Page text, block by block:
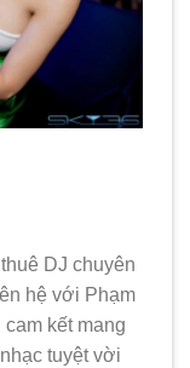
DJ chuyên
hệ với Phạm
kết mang
tuyệt vời